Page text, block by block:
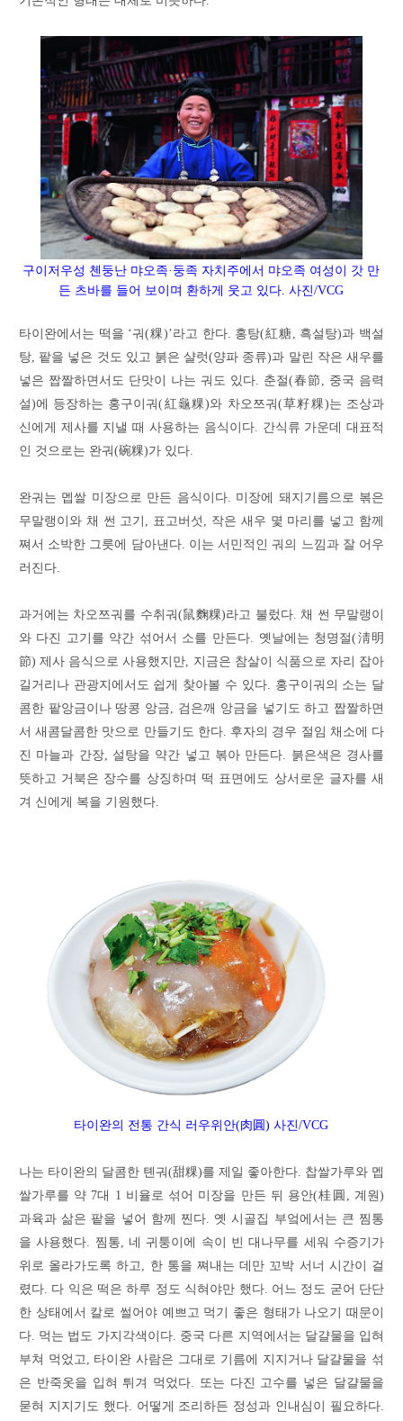
구이저우성 첸둥난 먀오족·둥족 자치주에서 먀오족 여성이 갓 만
든 츠바를 들어 보이며 환하게 웃고 있다. 사진/VCG
타이완에서는 떡을 ‘궈(粿)’라고 한다. 홍탕(紅糖, 흑설탕)과 백설
탕, 팥을 넣은 것도 있고 붉은 샬럿(양파 종류)과 말린 작은 새우를
넣은 짭짤하면서도 단맛이 나는 궈도 있다. 춘절(春節, 중국 음력
설)에 등장하는 홍구이궈(紅龜粿)와 차오쯔궈(草籽粿)는 조상과
신에게 제사를 지낼 때 사용하는 음식이다. 간식류 가운데 대표적
인 것으로는 완궈(碗粿)가 있다.
완궈는 멥쌀 미장으로 만든 음식이다. 미장에 돼지기름으로 볶은
무말랭이와 채 썬 고기, 표고버섯, 작은 새우 몇 마리를 넣고 함께
쪄서 소박한 그릇에 담아낸다. 이는 서민적인 궈의 느낌과 잘 어우
러진다.
과거에는 차오쯔궈를 수취궈(鼠麴粿)라고 불렀다. 채 썬 무말랭이
와 다진 고기를 약간 섞어서 소를 만든다. 옛날에는 청명절(淸明
節) 제사 음식으로 사용했지만, 지금은 참살이 식품으로 자리 잡아
길거리나 관광지에서도 쉽게 찾아볼 수 있다. 홍구이궈의 소는 달
콤한 팥앙금이나 땅콩 앙금, 검은깨 앙금을 넣기도 하고 짭짤하면
서 새콤달콤한 맛으로 만들기도 한다. 후자의 경우 절임 채소에 다
진 마늘과 간장, 설탕을 약간 넣고 볶아 만든다. 붉은색은 경사를
뜻하고 거북은 장수를 상징하며 떡 표면에도 상서로운 글자를 새
겨 신에게 복을 기원했다.
타이완의 전통 간식 러우위안(肉圓) 사진/VCG
나는 타이완의 달콤한 톈궈(甜粿)를 제일 좋아한다. 찹쌀가루와 멥
쌀가루를 약 7대 1 비율로 섞어 미장을 만든 뒤 용안(桂圓, 계원)
과육과 삶은 팥을 넣어 함께 찐다. 옛 시골집 부엌에서는 큰 찜통
을 사용했다. 찜통, 네 귀퉁이에 속이 빈 대나무를 세워 수증기가
위로 올라가도록 하고, 한 통을 쪄내는 데만 꼬박 서너 시간이 걸
렸다. 다 익은 떡은 하루 정도 식혀야만 했다. 어느 정도 굳어 단단
한 상태에서 칼로 썰어야 예쁘고 먹기 좋은 형태가 나오기 때문이
다. 먹는 법도 가지각색이다. 중국 다른 지역에서는 달걀물을 입혀
부쳐 먹었고, 타이완 사람은 그대로 기름에 지지거나 달걀물을 섞
은 반죽옷을 입혀 튀겨 먹었다. 또는 다진 고수를 넣은 달걀물을
묻혀 지지기도 했다. 어떻게 조리하든 정성과 인내심이 필요하다.